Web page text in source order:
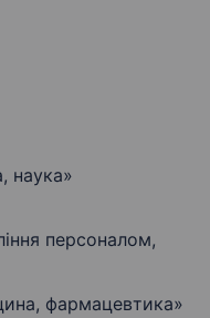
наука»
персоналом,
фармацевтика»